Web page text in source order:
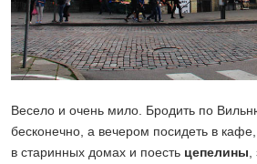
Весело и очень мило. Бродить по
бесконечно, а вечером посидеть в
в старинных домах и поесть цепелины